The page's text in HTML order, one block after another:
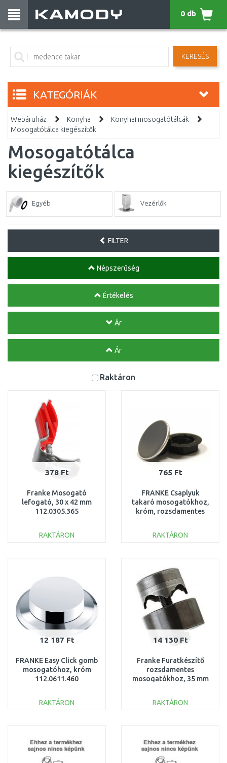
KERESÉS
0 db
KATEGÓRIÁK
Webáruház Konyha
Konyhai mosogatótálcák
Mosogatótálca kiegészítők
Mosogatótálca
kiegészítők
Egyéb Vezérlők
FILTER
Népszerűség
Értékelés
Ár
Ár
Raktáron
378 Ft
Franke Mosogató
lefogató, 30 x 42 mm
112.0305.365
RAKTÁRON
765 Ft
FRANKE Csaplyuk
takaró mosogatókhoz,
króm, rozsdamentes
RAKTÁRON
12 187 Ft
FRANKE Easy Click gomb
mosogatóhoz, króm
112.0611.460
RAKTÁRON
14 130 Ft
Franke Furatkészítő
rozsdamentes
mosogatókhoz, 35 mm
RAKTÁRON